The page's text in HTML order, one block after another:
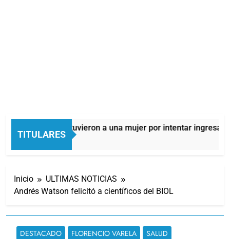
TITULARES
Quilmes: detuvieron a una mujer por intentar ingresar
4 Horas Atrás
Inicio
ULTIMAS NOTICIAS
Andrés Watson felicitó a científicos del BIOL
DESTACADO FLORENCIO VARELA
SALUD